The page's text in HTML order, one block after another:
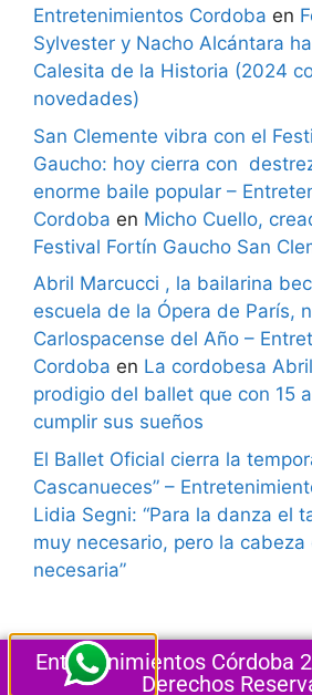
Entretenimientos Cordoba en
Sylvester y Nacho Alcántara
Calesita de la Historia (2024
novedades)
San Clemente vibra con el
Gaucho: hoy cierra con
enorme baile popular –
Cordoba en Micho Cuello,
Festival Fortín Gaucho San
Abril Marcucci , la bailarina
escuela de la Ópera de París,
Carlospacense del Año –
Cordoba en La cordobesa
prodigio del ballet que con 15
cumplir sus sueños
El Ballet Oficial cierra la
Cascanueces” –
Lidia Segni: “Para la danza el
muy necesario, pero la cabeza
necesaria”
Entretenimientos Córdoba
Derechos